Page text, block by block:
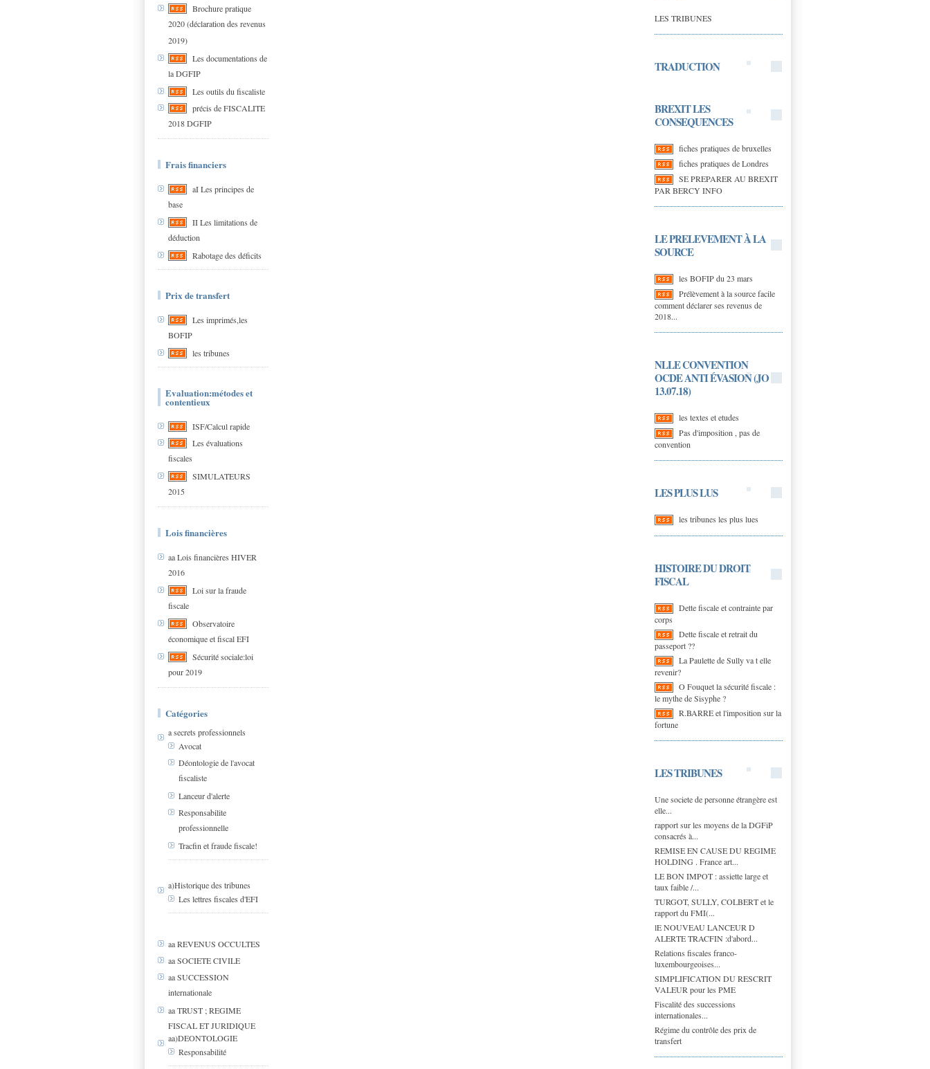
Brochure pratique
2020 (déclaration des revenus
2019)
Les documentations de
la DGFIP
Les outils du fiscaliste
précis de FISCALITE
2018 DGFIP
Frais financiers
aI Les principes de
base
II Les limitations de
déduction
Rabotage des déficits
Prix de transfert
Les imprimés,les
BOFIP
les tribunes
Evaluation:métodes et
contentieux
ISF/Calcul rapide
Les évaluations
fiscales
SIMULATEURS
2015
Lois financières
aa Lois financières HIVER
2016
Loi sur la fraude
fiscale
Observatoire
économique et fiscal EFI
Sécurité sociale:loi
pour 2019
Catégories
a secrets professionnels
Avocat
Déontologie de l'avocat
fiscaliste
Lanceur d'alerte
Responsabilite
professionnelle
Tracfin et fraude fiscale!
a)Historique des tribunes
Les lettres fiscales d'EFI
aa REVENUS OCCULTES
aa SOCIETE CIVILE
aa SUCCESSION
internationale
aa TRUST ; REGIME
FISCAL ET JURIDIQUE
aa)DEONTOLOGIE
Responsabilité
LES TRIBUNES
TRADUCTION
BREXIT LES
CONSEQUENCES
fiches pratiques de bruxelles
fiches pratiques de Londres
SE PREPARER AU BREXIT
PAR BERCY INFO
LE PRELEVEMENT À LA
SOURCE
les BOFIP du 23 mars
Prélèvement à la source facile
comment déclarer ses revenus de
2018...
NLLE CONVENTION
OCDE ANTI ÉVASION (JO
13.07.18)
les textes et etudes
Pas d'imposition , pas de
convention
LES PLUS LUS
les tribunes les plus lues
HISTOIRE DU DROIT
FISCAL
Dette fiscale et contrainte par
corps
Dette fiscale et retrait du
passeport ??
La Paulette de Sully va t elle
revenir?
O Fouquet la sécurité fiscale :
le mythe de Sisyphe ?
R.BARRE et l'imposition sur la
fortune
LES TRIBUNES
Une societe de personne étrangère est
elle...
rapport sur les moyens de la DGFiP
consacrés à...
REMISE EN CAUSE DU REGIME
HOLDING . France art...
LE BON IMPOT : assiette large et
taux faible /...
TURGOT, SULLY, COLBERT et le
rapport du FMI(...
lE NOUVEAU LANCEUR D
ALERTE TRACFIN :d'abord...
Relations fiscales franco-
luxembourgeoises...
SIMPLIFICATION DU RESCRIT
VALEUR pour les PME
Fiscalité des successions
internationales...
Régime du contrôle des prix de
transfert